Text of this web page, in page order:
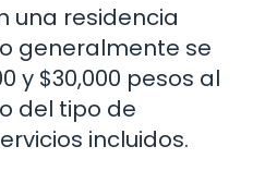
una residencia
generalmente se
y $30,000 pesos al
del tipo de
incluidos.